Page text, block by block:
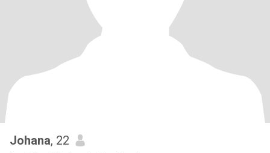
Johana, 22